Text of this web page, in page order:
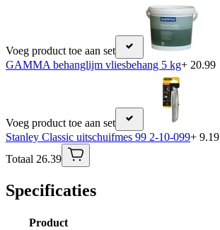
Voeg product toe aan set
GAMMA behanglijm vliesbehang 5 kg+ 20.99
Voeg product toe aan set
Stanley Classic uitschuifmes 99 2-10-099+ 9.19
Totaal 26.39
Specificaties
Product